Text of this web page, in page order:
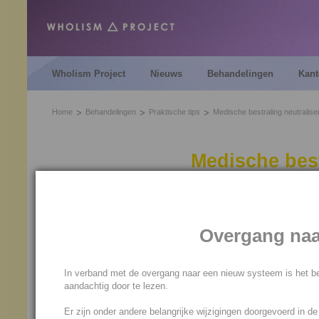
Wholism Project Nieuws Behandelingen
Home Behandelingen Praktische tips Medische bestraling
Medische
De Neutralisatie
Een verpakking Benzoliet
Overgang
In verband met de overgang naar een nieuw systeem is het
aandachtig door te lezen.
Er zijn onder andere belangrijke wijzigingen doorgevoerd in